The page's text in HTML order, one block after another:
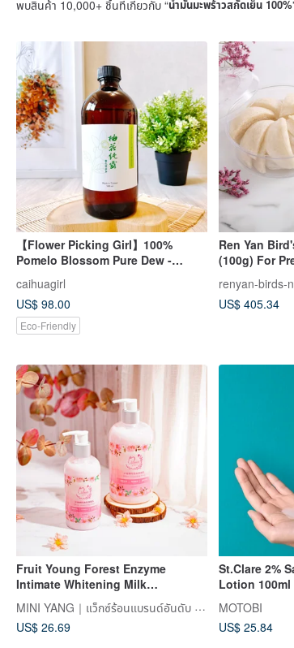
พบสินค้า 10,000+ ชิ้นที่เกี่ยวกับ “น้ำมันมะพร้าวสกัดเย็น 100%
【Flower Picking Girl】100%
Pomelo Blossom Pure Dew -
Naturally Extracted, No Chemical
Additives (Made in Taiwan)
caihuagirl
US$ 98.00
Eco-Friendly
Ren Yan
(100g) For
renyan-birds-
US$ 405.34
Fruit Young Forest Enzyme
Intimate Whitening Milk
100ml【MINI YANG】Intimate
whitening and maintenance
MINI YANG｜แว็กซ์ร้อนแบรนด์อันดับ 1 ในไต้หวัน
US$ 26.69
St.Clare 2%
Lotion
MOTOBI
US$ 25.84